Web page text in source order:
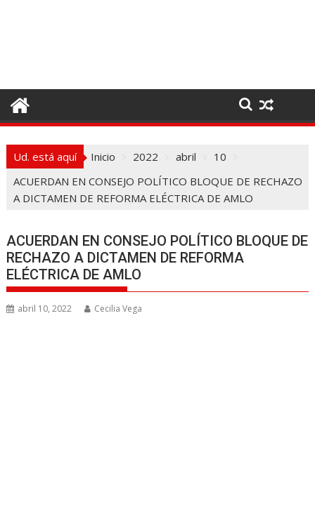
o
t
Ud. está aquí Inicio 2022 abril
10
ACUERDAN EN CONSEJO POLÍTICO BLOQUE DE RECHAZO
A DICTAMEN DE REFORMA ELÉCTRICA DE AMLO
ACUERDAN EN CONSEJO POLÍTICO BLOQUE DE
RECHAZO A DICTAMEN DE REFORMA
ELÉCTRICA DE AMLO
abril 10, 2022 Cecilia Vega